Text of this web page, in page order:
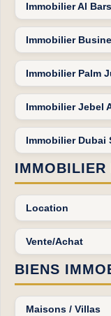
Immobilier Al
Immobilier
Immobilier Palm
Immobilier Jebel
Immobilier Dubai
IMMOBILIER
Location
Vente/Achat
BIENS
Maisons / Villas